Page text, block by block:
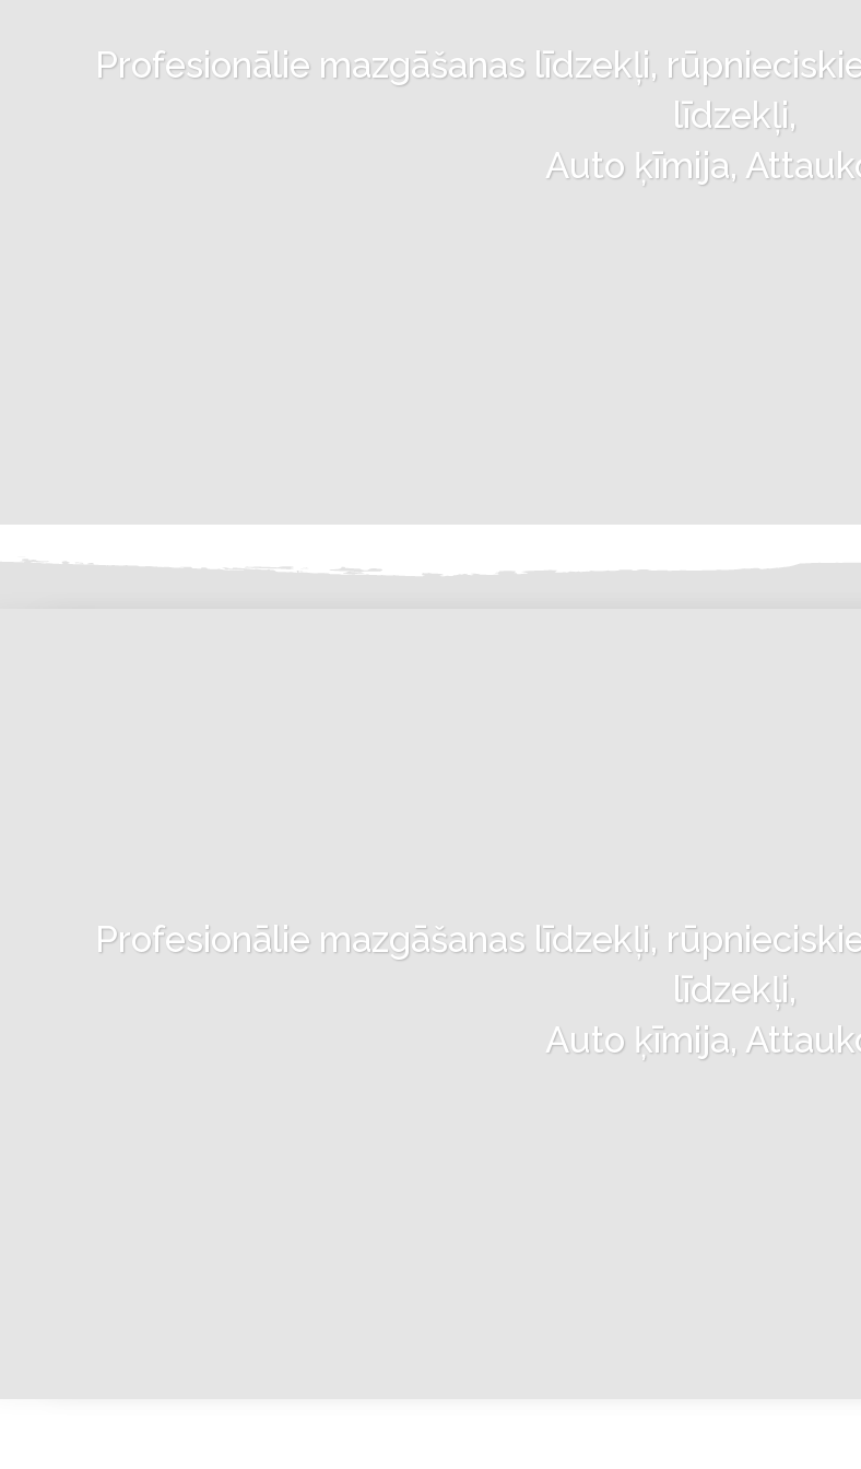
Profesionālie mazgāšanas līdzekļi,
līdzekļi,
Auto ķīmija,
Profesionālie mazgāšanas līdzekļi,
līdzekļi,
Auto ķīmija,